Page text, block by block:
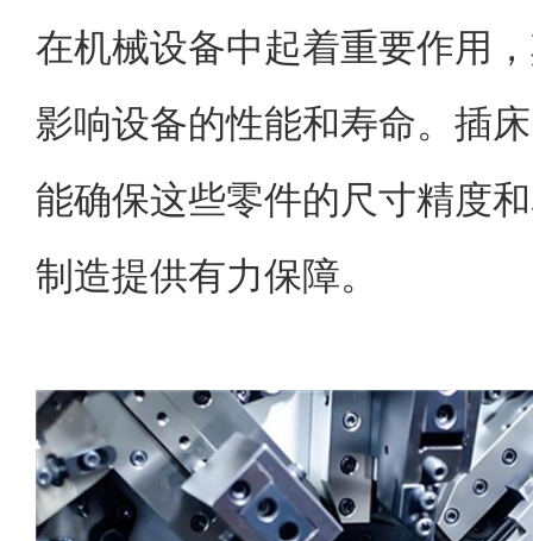
在机械设备中起着重要作用
影响设备的性能和寿命。插
能确保这些零件的尺寸精度
制造提供有力保障。